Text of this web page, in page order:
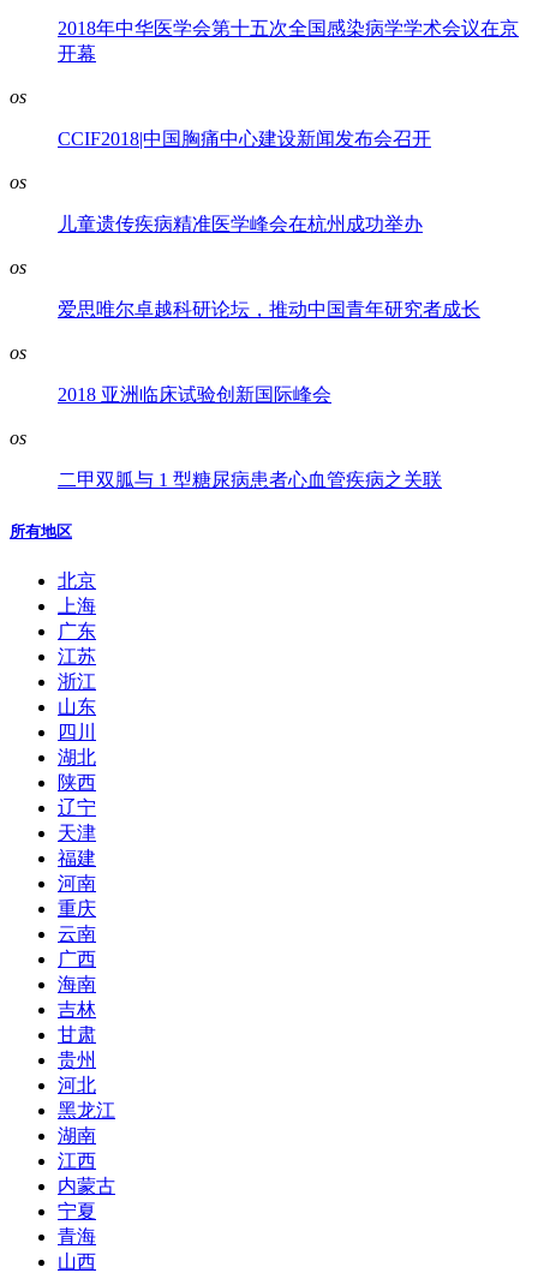
2018年中华医学会第十五次全国感染病学学术会议在京
开幕
os
CCIF2018|中国胸痛中心建设新闻发布会召开
os
儿童遗传疾病精准医学峰会在杭州成功举办
os
爱思唯尔卓越科研论坛，推动中国青年研究者成长
os
2018 亚洲临床试验创新国际峰会
os
二甲双胍与 1 型糖尿病患者心血管疾病之关联
所有地区
北京
上海
广东
江苏
浙江
山东
四川
湖北
陕西
辽宁
天津
福建
河南
重庆
云南
广西
海南
吉林
甘肃
贵州
河北
黑龙江
湖南
江西
内蒙古
宁夏
青海
山西